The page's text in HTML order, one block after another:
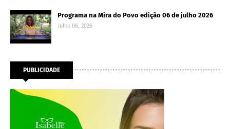
Programa na Mira do Povo edição 06 de julho 2026
Julho 06, 2026
PUBLICIDADE